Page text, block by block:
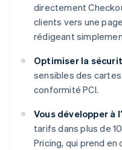
directement
clients vers une
rédigeant
Optimiser la
sensibles des
conformité PCI.
Vous développer à
tarifs dans plus de
Pricing, qui prend